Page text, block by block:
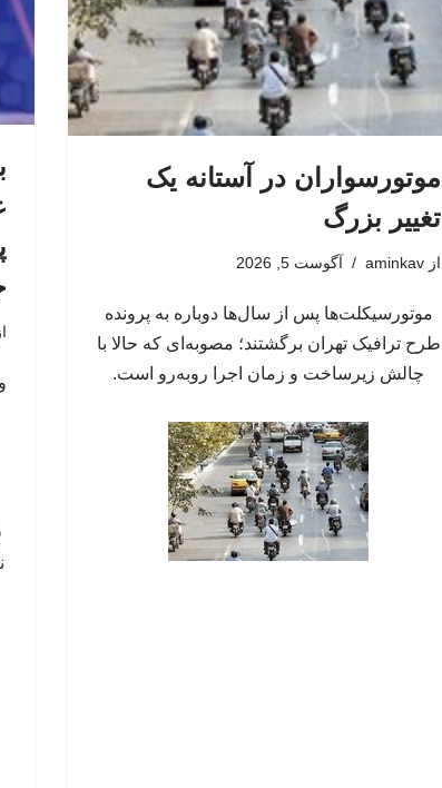
موتورسواران در آستانه یک
تغییر بزرگ
از aminkav آگوست 5, 2026
موتورسیکلت‌ها پس از سال‌ها دوباره به پرونده
طرح ترافیک تهران برگشتند؛ مصوبه‌ای که حالا با
چالش زیرساخت و زمان اجرا روبه‌رو است.
از